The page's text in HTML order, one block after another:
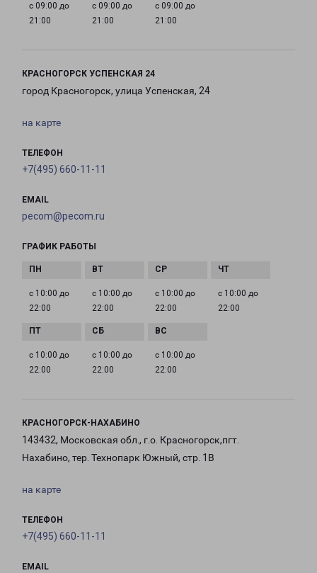
с 09:00 до
21:00
с 09:00 до
21:00
с 09:00 до
21:00
КРАСНОГОРСК УСПЕНСКАЯ 24
город Красногорск, улица Успенская, 24
на карте
ТЕЛЕФОН
+7(495) 660-11-11
EMAIL
pecom@pecom.ru
ГРАФИК РАБОТЫ
с 10:00 до
22:00
с 10:00 до
22:00
с 10:00 до
22:00
с 10:00 до
22:00
с 10:00 до
22:00
с 10:00 до
22:00
с 10:00 до
22:00
КРАСНОГОРСК-НАХАБИНО
143432, Московская обл., г.о. Красногорск,пгт.
Нахабино, тер. Технопарк Южный, стр. 1В
на карте
ТЕЛЕФОН
+7(495) 660-11-11
EMAIL